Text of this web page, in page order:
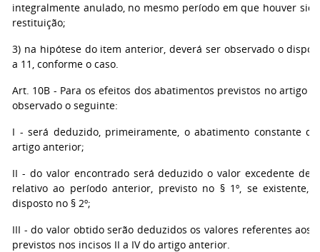
integralmente anulado, no mesmo período em que houver
restituição;
3) na hipótese do item anterior, deverá ser observado o
a 11, conforme o caso.
Art. 10B - Para os efeitos dos abatimentos previstos no artigo
observado o seguinte:
I - será deduzido, primeiramente, o abatimento constante
artigo anterior;
II - do valor encontrado será deduzido o valor excedente de
relativo ao período anterior, previsto no § 1º, se existente,
disposto no § 2º;
III - do valor obtido serão deduzidos os valores referentes aos
previstos nos incisos II a IV do artigo anterior.